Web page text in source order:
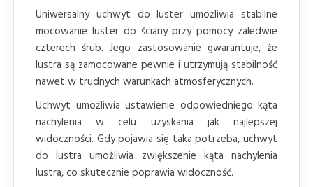
Uniwersalny uchwyt do luster umożliwia stabilne
mocowanie luster do ściany przy pomocy zaledwie
czterech śrub. Jego zastosowanie gwarantuje, że
lustra są zamocowane pewnie i utrzymują stabilność
nawet w trudnych warunkach atmosferycznych.
Uchwyt umożliwia ustawienie odpowiedniego kąta
nachylenia w celu uzyskania jak najlepszej
widoczności. Gdy pojawia się taka potrzeba, uchwyt
do lustra umożliwia zwiększenie kąta nachylenia
lustra, co skutecznie poprawia widoczność.